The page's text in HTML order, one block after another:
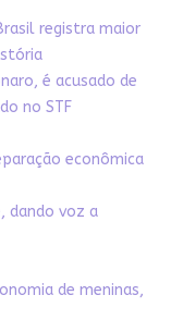
registra maior
é acusado de
no STF
econômica
dando voz a
de meninas,